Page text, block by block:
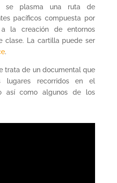
se plasma una ruta de
pacíficos compuesta por
a la creación de entornos
clase. La cartilla puede ser
.
trata de un documental que
lugares recorridos en el
así como algunos de los